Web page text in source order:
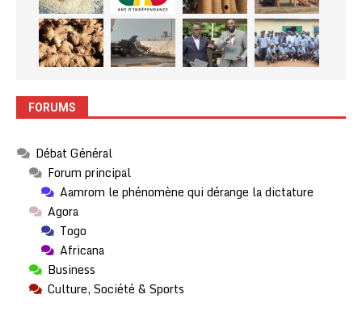
FORUMS
Débat Général
Forum principal
Aamrom le phénomène qui dérange la dictature
Agora
Togo
Africana
Business
Culture, Société & Sports